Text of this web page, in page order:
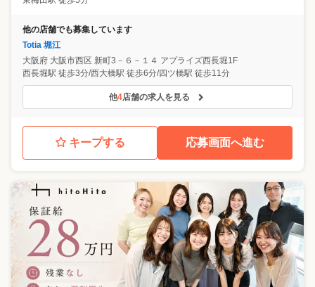
他の店舗でも募集しています
Totia 堀江
大阪府 大阪市西区 新町3－６－１４ アプライズ西長堀1F
西長堀駅 徒歩3分/西大橋駅 徒歩6分/四ツ橋駅 徒歩11分
他4店舗の求人を見る
キープする 応募画面へ進む